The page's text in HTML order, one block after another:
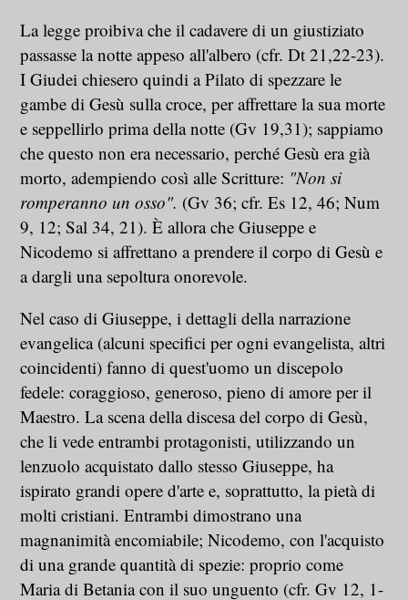
La legge proibiva che il cadavere di un giustiziato
passasse la notte appeso all'albero (cfr. Dt 21,22-23).
I Giudei chiesero quindi a Pilato di spezzare le
gambe di Gesù sulla croce, per affrettare la sua morte
e seppellirlo prima della notte (Gv 19,31); sappiamo
che questo non era necessario, perché Gesù era già
morto, adempiendo così alle Scritture: "Non si
romperanno un osso". (Gv 36; cfr. Es 12, 46; Num
9, 12; Sal 34, 21). È allora che Giuseppe e
Nicodemo si affrettano a prendere il corpo di Gesù e
a dargli una sepoltura onorevole.
Nel caso di Giuseppe, i dettagli della narrazione
evangelica (alcuni specifici per ogni evangelista, altri
coincidenti) fanno di quest'uomo un discepolo
fedele: coraggioso, generoso, pieno di amore per il
Maestro. La scena della discesa del corpo di Gesù,
che li vede entrambi protagonisti, utilizzando un
lenzuolo acquistato dallo stesso Giuseppe, ha
ispirato grandi opere d'arte e, soprattutto, la pietà di
molti cristiani. Entrambi dimostrano una
magnanimità encomiabile; Nicodemo, con l'acquisto
di una grande quantità di spezie: proprio come
Maria di Betania con il suo unguento (cfr. Gv 12, 1-